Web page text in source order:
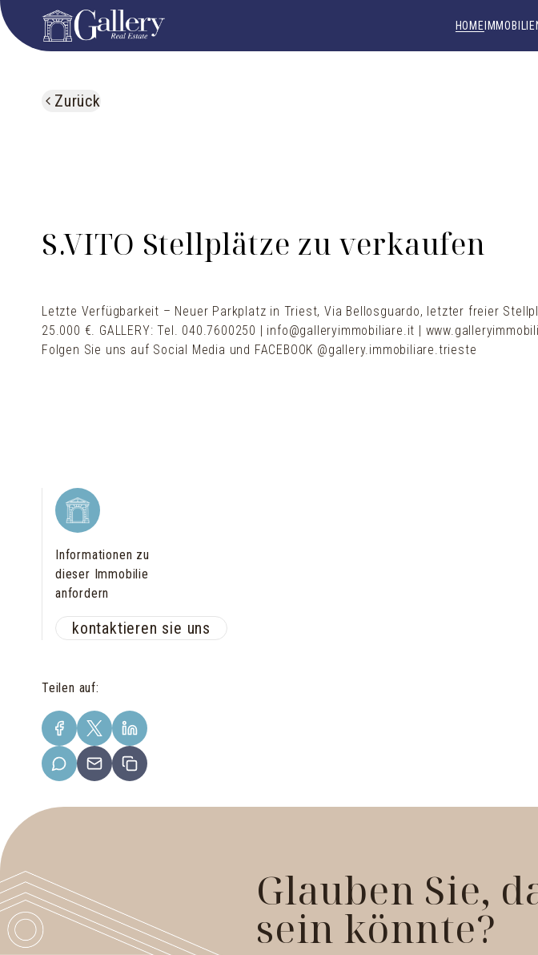
HOME
Zurück
S.VITO Stellplätze zu verkaufen
Letzte Verfügbarkeit – Neuer Parkplatz in Triest, Via Bellosguardo, letzter freier
25.000 €. GALLERY: Tel. 040.7600250 | info@galleryimmobiliare.it |
Folgen Sie uns auf Social Media und FACEBOOK @gallery.immobiliare.trieste
Informationen zu
dieser Immobilie
anfordern
kontaktieren sie uns
Teilen auf:
Glauben Sie,
sein könnte?